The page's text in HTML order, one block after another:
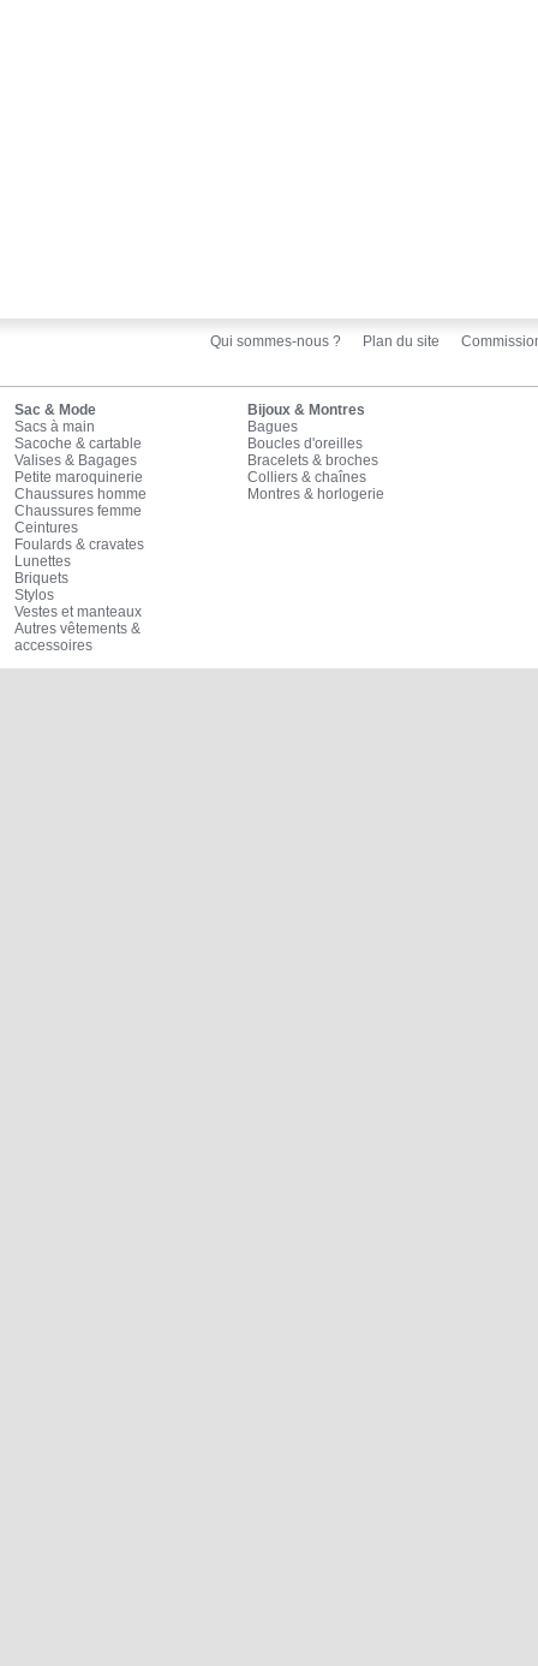
Qui sommes-nous ? Plan du site
Sac & Mode
Sacs à main
Sacoche & cartable
Valises & Bagages
Petite maroquinerie
Chaussures homme
Chaussures femme
Ceintures
Foulards & cravates
Lunettes
Briquets
Stylos
Vestes et manteaux
Autres vêtements &
accessoires
Bijoux & Montres
Bagues
Boucles d'oreilles
Bracelets & broches
Colliers & chaînes
Montres & horlogerie